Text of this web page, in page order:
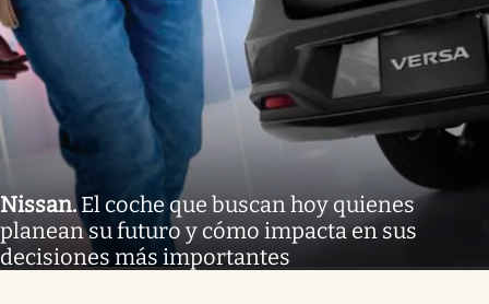
Nissan.El coche que buscan hoy quienes
planean su futuro y cómo impacta en sus
decisiones más importantes